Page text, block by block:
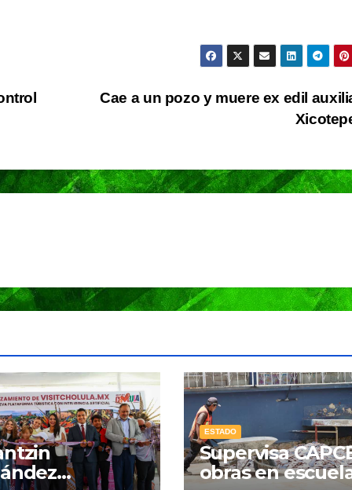
Cae a un pozo y muere ex edil
ESTADO
Supervisa
obras en
Café, el sabor
tradicional
que conquista
de Ixtapa-
Zihuatanejo
ANDRADE CRUZ
México
ANDRADE
NACIONAL PORTADA
México
descarta
NACIONAL